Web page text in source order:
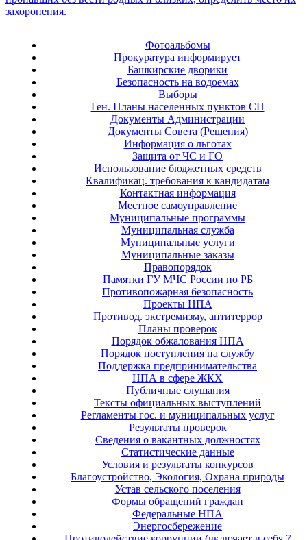
Фотоальбомы
Прокуратура информирует
Башкирские дворики
Безопасность на водоемах
Выборы
Ген. Планы населенных пунктов СП
Документы Администрации
Документы Совета (Решения)
Информация о льготах
Защита от ЧС и ГО
Использование бюджетных средств
Квалификац. требования к кандидатам
Контактная информация
Местное самоуправление
Муниципальные программы
Муниципальная служба
Муниципальные услуги
Муниципальные заказы
Правопорядок
Памятки ГУ МЧС России по РБ
Противопожарная безопасность
Проекты НПА
Противод. экстремизму, антитеррор
Планы проверок
Порядок обжалования НПА
Порядок поступления на службу
Поддержка предпринимательства
НПА в сфере ЖКХ
Публичные слушания
Тексты официальных выступлений
Регламенты гос. и муниципальных услуг
Результаты проверок
Сведения о вакантных должностях
Статистические данные
Условия и результаты конкурсов
Благоустройство, Экология, Охрана природы
Устав сельского поселения
Формы обращений граждан
Федеральные НПА
Энергосбережение